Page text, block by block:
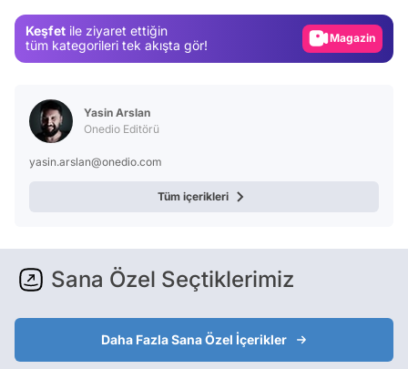
Keşfet ile ziyaret ettiğin
tüm kategorileri tek akışta gör!
Magazin
Yasin Arslan
Onedio Editörü
yasin.arslan@onedio.com
Tüm içerikleri
Sana Özel Seçtiklerimiz
Daha Fazla Sana Özel İçerikler